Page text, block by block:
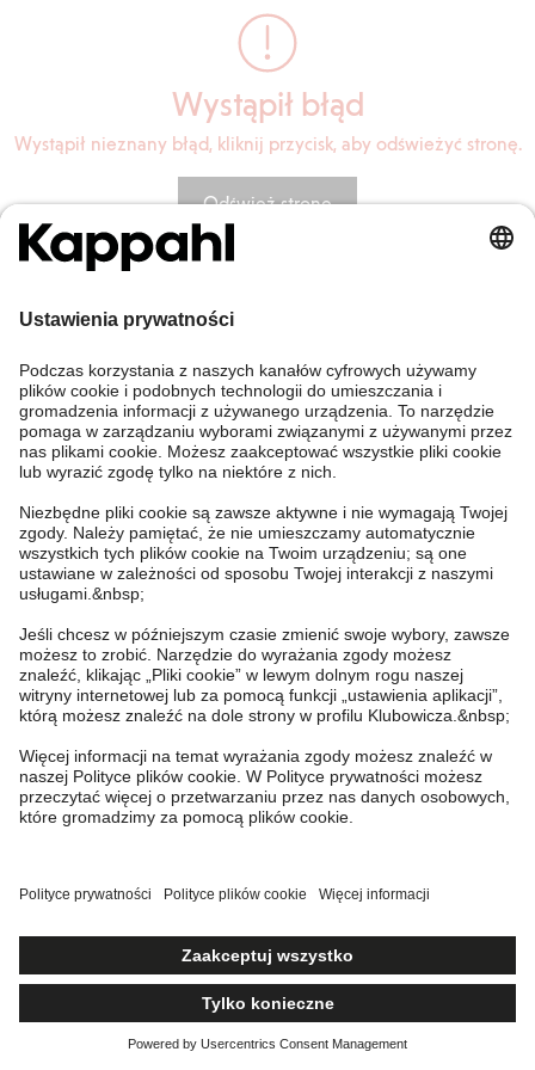
Wystąpił błąd
Wystąpił nieznany błąd, kliknij przycisk, aby odświeżyć stronę.
Odśwież stronę